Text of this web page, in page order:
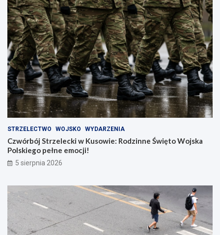
STRZELECTWO WOJSKO WYDARZENIA
Czwórbój Strzelecki w Kusowie: Rodzinne Święto Wojska
Polskiego pełne emocji!
5 sierpnia 2026